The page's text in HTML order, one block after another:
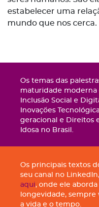
estabelecer uma
mundo que nos cerca.
Os temas das
maturidade moderna
Inclusão Social e
Inovações
geracional e Direitos
Idosa no Brasil.
Os principais textos
seu canal no
aqui, onde ele
longevidade, sempre
a vida e o tempo.